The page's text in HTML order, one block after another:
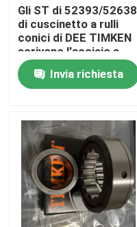
Casa
Circa noi
Giro della fabbrica
Gli ST di 52393/52638
di cuscinetto a rulli
conici di DEE TIMKEN
scrivono l'acciaio a
macchina timbrato
Invia richiesta